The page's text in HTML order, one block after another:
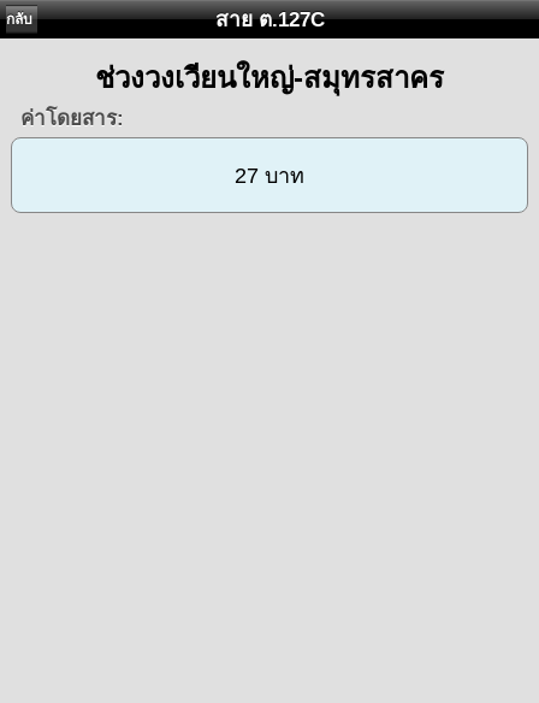
กลับ สาย ต.127C
ช่วงวงเวียนใหญ่-สมุทรสาคร
ค่าโดยสาร:
27 บาท